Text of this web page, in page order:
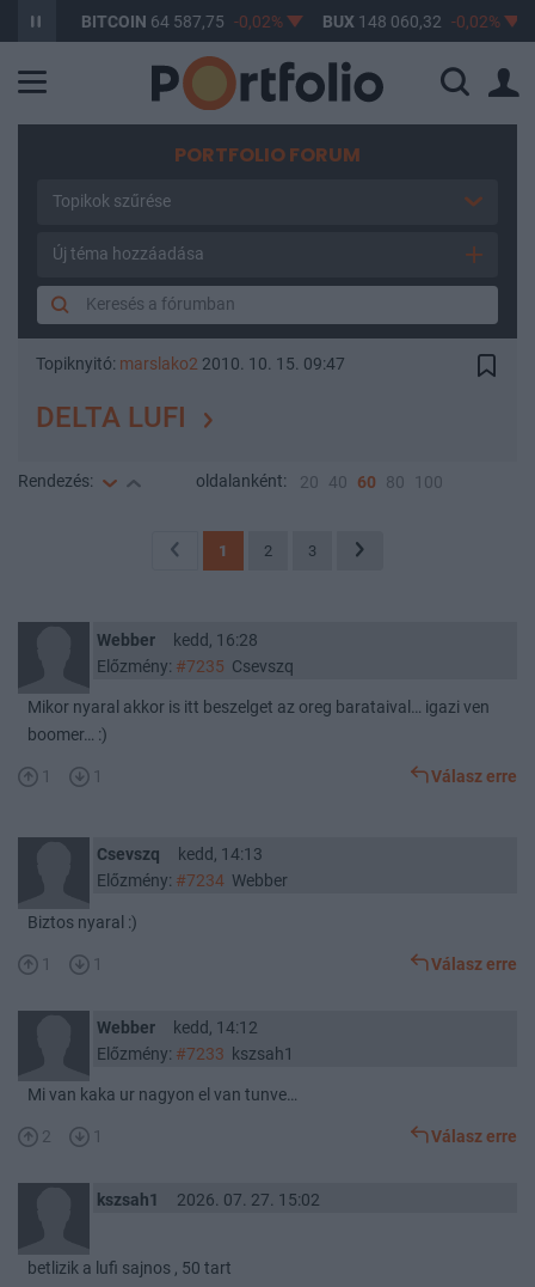
BITCOIN64 587,75 -0,02% BUX 148 060,32 -0,02%
PORTFOLIO FORUM
Topikok szűrése
Új téma hozzáadása
Topiknyitó: marslako2 2010. 10. 15. 09:47
DELTA LUFI
Rendezés: oldalanként: 20 40 60 80 100
1 2 3
Webber
kedd, 16:28
Előzmény: #7235 Csevszq
Mikor nyaral akkor is itt beszelget az oreg barataival… igazi ven
boomer… :)
1 1 Válasz erre
Csevszq
kedd, 14:13
Előzmény: #7234Webber
Biztos nyaral :)
1 1 Válasz erre
Webber
kedd, 14:12
Előzmény: #7233 kszsah1
Mi van kaka ur nagyon el van tunve…
2 1 Válasz erre
kszsah1 2026. 07. 27. 15:02
betlizik a lufi sajnos , 50 tart